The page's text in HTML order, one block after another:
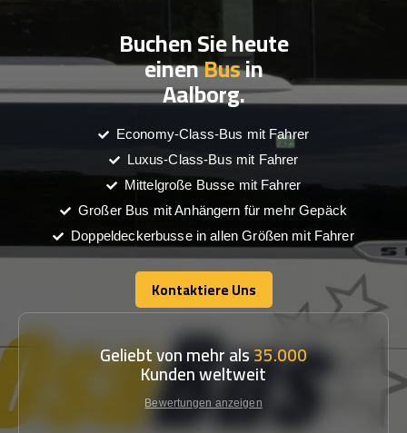
Buchen Sie heute
einenBusin
Aalborg.
Economy-Class-Bus mit Fahrer
Luxus-Class-Bus mit Fahrer
Mittelgroße Busse mit Fahrer
Großer Bus mit Anhängern für mehr Gepäck
Doppeldeckerbusse in allen Größen mit Fahrer
Kontaktiere Uns
Kontaktiere Uns
Geliebt von mehr als35.000
Kunden weltweit
Bewertungen anzeigen